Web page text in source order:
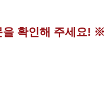
확인해 주세요! ※